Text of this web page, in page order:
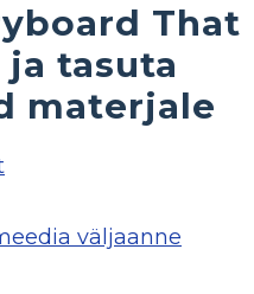
That
ja tasuta
materjale
väljaanne